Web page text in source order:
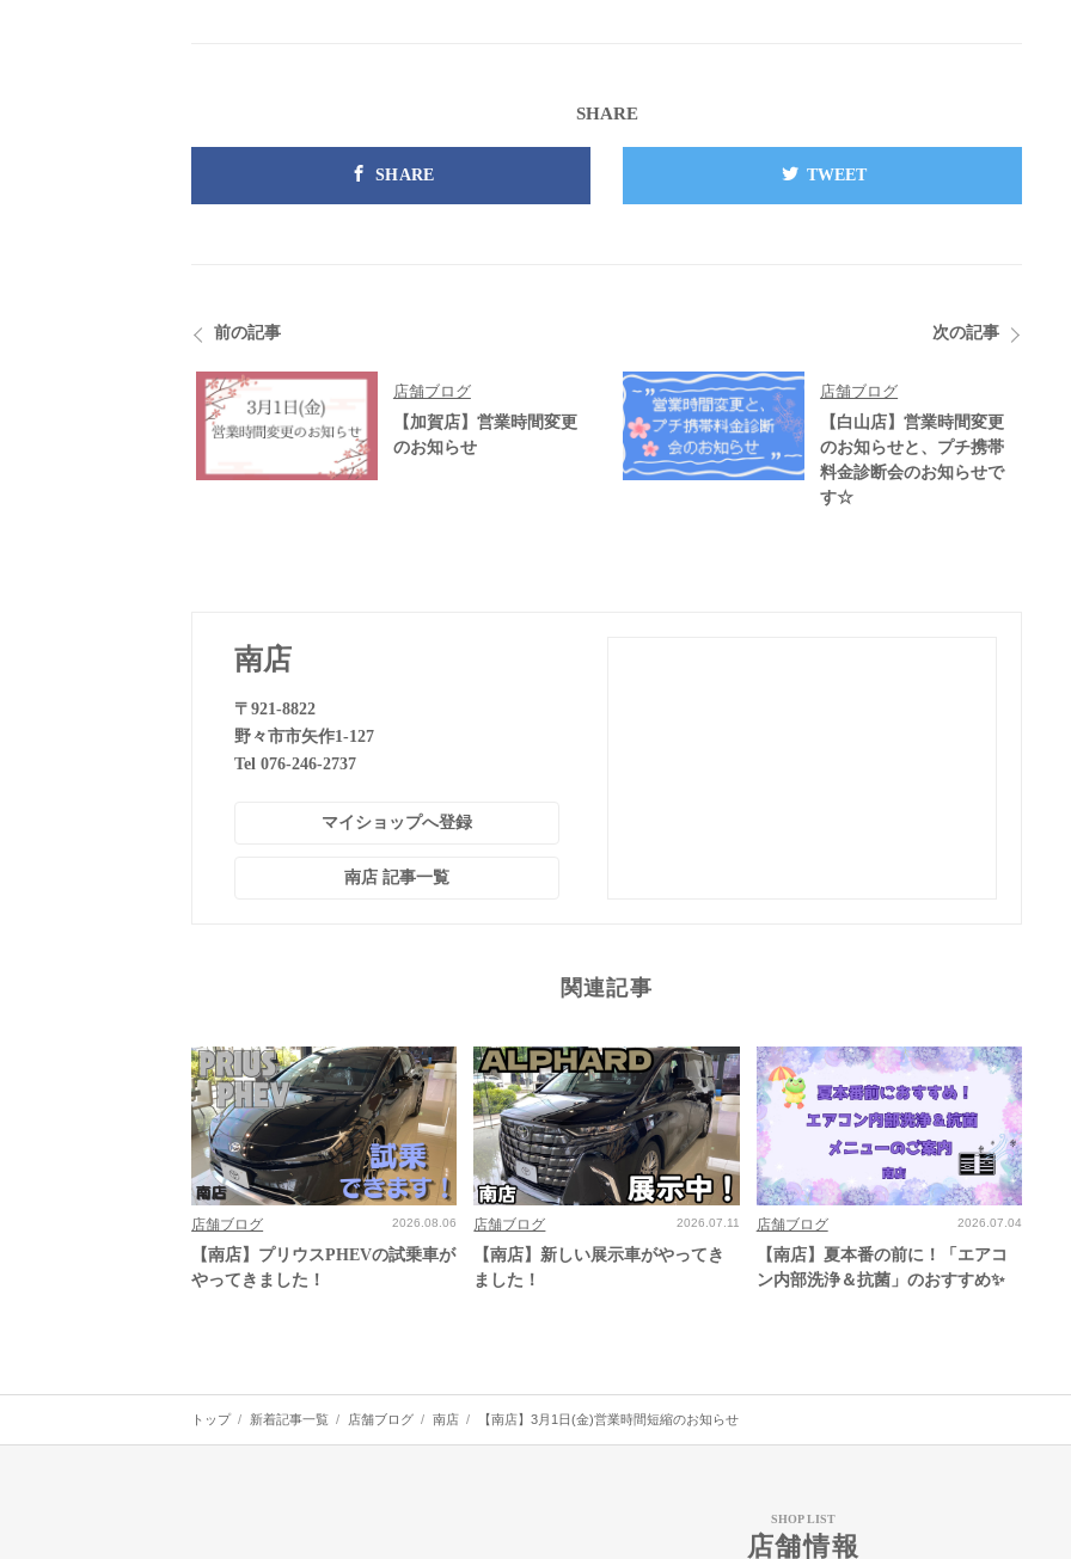
SHARE
SHARE TWEET
前の記事
店舗ブログ
【加賀店】営業時間変更
のお知らせ
次の記事
店舗ブログ
【白山店】営業時間変更
のお知らせと、プチ携帯
料金診断会のお知らせで
す☆
南店
〒921-8822
野々市市矢作1-127
Tel 076-246-2737
マイショップへ登録
南店 記事一覧
関連記事
店舗ブログ 2026.08.06
【南店】プリウスPHEVの試乗車が
やってきました！
店舗ブログ 2026.07.11
【南店】新しい展示車がやってき
ました！
店舗ブログ 2026.07.04
【南店】夏本番の前に！「エアコ
ン内部洗浄＆抗菌」のおすすめ✨
トップ 新着記事一覧 店舗ブログ 南店 【南店】3月1日(金)営業時間短縮のお知らせ
SHOP LIST
店舗情報